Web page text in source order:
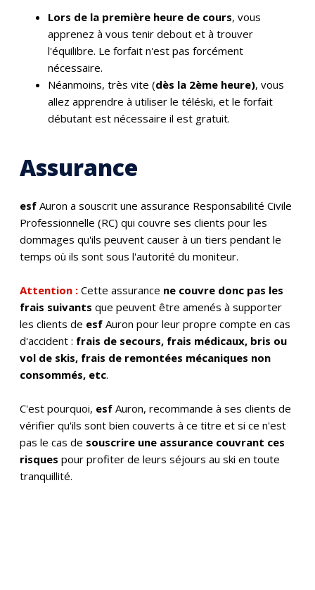
Lors de la première heure de cours, vous
apprenez à vous tenir debout et à trouver
l'équilibre. Le forfait n'est pas forcément
nécessaire.
Néanmoins, très vite (dès la 2ème heure), vous
allez apprendre à utiliser le téléski, et le forfait
débutant est nécessaire il est gratuit.
Assurance
esf Auron a souscrit une assurance Responsabilité Civile
Professionnelle (RC) qui couvre ses clients pour les
dommages qu'ils peuvent causer à un tiers pendant le
temps où ils sont sous l'autorité du moniteur.
Attention : Cette assurance ne couvre donc pas les
frais suivants que peuvent être amenés à supporter
les clients de esf Auron pour leur propre compte en cas
d'accident : frais de secours, frais médicaux, bris ou
vol de skis, frais de remontées mécaniques non
consommés, etc.
C'est pourquoi, esf Auron, recommande à ses clients de
vérifier qu'ils sont bien couverts à ce titre et si ce n'est
pas le cas de souscrire une assurance couvrant ces
risques pour profiter de leurs séjours au ski en toute
tranquillité.